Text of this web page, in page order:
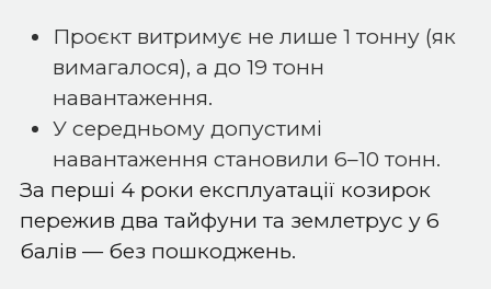
Проєкт витримує не лише 1 тонну (як
вимагалося), а до 19 тонн
навантаження.
У середньому допустимі
навантаження становили 6–10 тонн.
За перші 4 роки експлуатації козирок
пережив два тайфуни та землетрус у 6
балів — без пошкоджень.